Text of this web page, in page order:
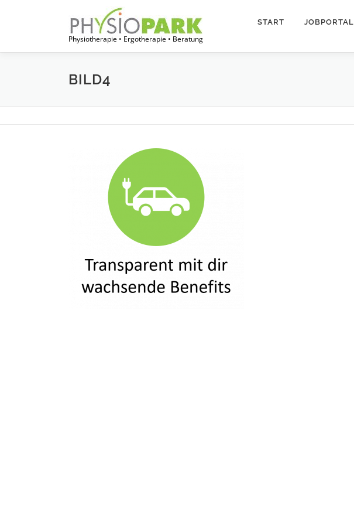
Physiotherapie • Ergotherapie • Beratung
START JOBPORTAL
BILD4